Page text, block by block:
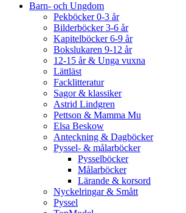
Barn- och Ungdom
Pekböcker 0-3 år
Bilderböcker 3-6 år
Kapitelböcker 6-9 år
Bokslukaren 9-12 år
12-15 år & Unga vuxna
Lättläst
Facklitteratur
Sagor & klassiker
Astrid Lindgren
Pettson & Mamma Mu
Elsa Beskow
Anteckning & Dagböcker
Pyssel- & målarböcker
Pysselböcker
Målarböcker
Lärande & korsord
Nyckelringar & Smått
Pyssel